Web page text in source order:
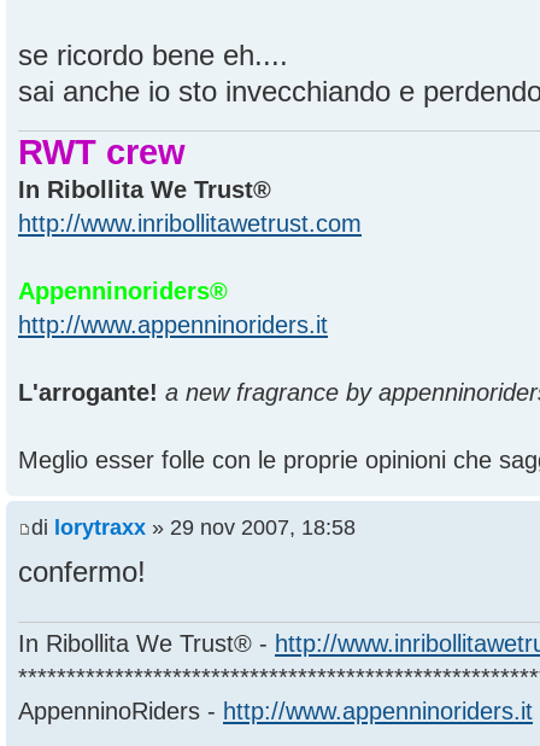
se ricordo bene eh....
sai anche io sto invecchiando e
RWT crew
In Ribollita We Trust®
http://www.inribollitawetrust.com
Appenninoriders®
http://www.appenninoriders.it
L'arrogante! a new fragrance by
Meglio esser folle con le proprie opinioni che
di lorytraxx » 29 nov 2007, 18:58
confermo!
In Ribollita We Trust® - http://
AppenninoRiders - http://www.appenninoriders.it